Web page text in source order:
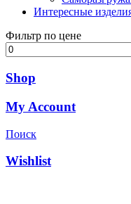
Интересные
Фильтр по цене
Минимальная
цена
Shop
My Account
Поиск
Wishlist